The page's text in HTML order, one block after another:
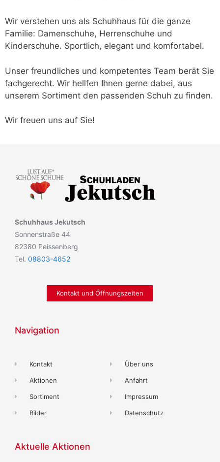
Wir verstehen uns als Schuhhaus für die ganze
Familie: Damenschuhe, Herrenschuhe und
Kinderschuhe. Sportlich, elegant und komfortabel.
Unser freundliches und kompetentes Team berät Sie
fachgerecht. Wir hellfen Ihnen gerne dabei, aus
unserem Sortiment den passenden Schuh zu finden.
Wir freuen uns auf Sie!
Schuhhaus Jekutsch
Sonnenstraße 44
82380 Peissenberg
Tel. 08803-4652
Kontakt und Öffnungszeiten
Navigation
Kontakt
Aktionen
Sortiment
Bilder
Über uns
Anfahrt
Impressum
Datenschutz
Aktuelle Aktionen